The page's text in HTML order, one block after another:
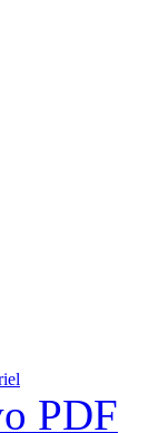
PDF